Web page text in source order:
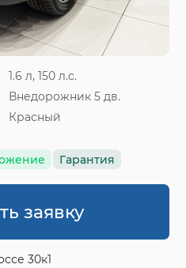
1.6 л, 150 л.с.
Внедорожник 5 дв.
Красный
Гарантия
заявку
30к1